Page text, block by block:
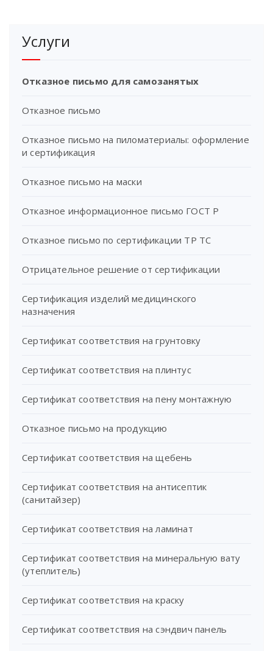
Услуги
Отказное письмо для самозанятых
Отказное письмо
Отказное письмо на пиломатериалы: оформление
и сертификация
Отказное письмо на маски
Отказное информационное письмо ГОСТ Р
Отказное письмо по сертификации ТР ТС
Отрицательное решение от сертификации
Сертификация изделий медицинского
назначения
Сертификат соответствия на грунтовку
Сертификат соответствия на плинтус
Сертификат соответствия на пену монтажную
Отказное письмо на продукцию
Сертификат соответствия на щебень
Сертификат соответствия на антисептик
(санитайзер)
Сертификат соответствия на ламинат
Сертификат соответствия на минеральную вату
(утеплитель)
Сертификат соответствия на краску
Сертификат соответствия на сэндвич панель